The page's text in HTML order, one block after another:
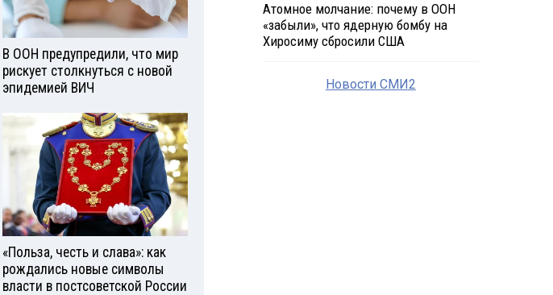
В ООН предупредили, что мир
рискует столкнуться с новой
эпидемией ВИЧ
«Польза, честь и слава»: как
рождались новые символы
власти в постсоветской России
Атомное молчание: почему в ООН
«забыли», что ядерную бомбу на
Хиросиму сбросили США
Новости СМИ2